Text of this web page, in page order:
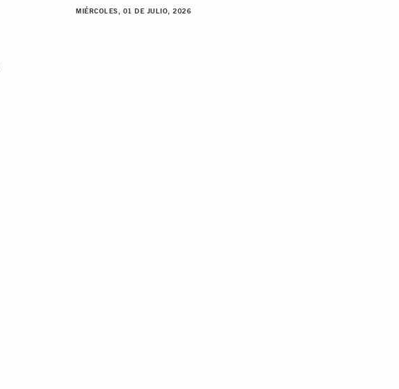
MIÉRCOLES, 01 DE JULIO, 2026